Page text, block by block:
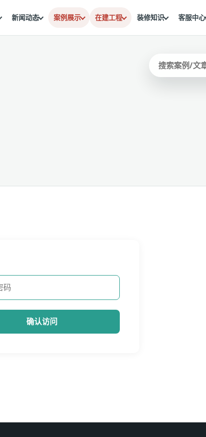
新闻动态 案例展示 在建工程 装修知识 客服中心
站内搜索
确认访问